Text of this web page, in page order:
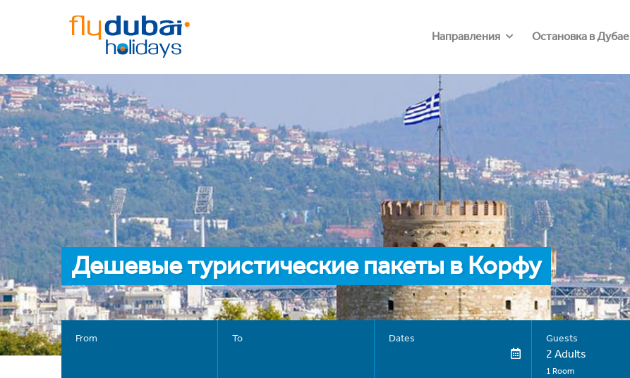
Направления Остановка в Дубае
Дешевые туристические пакеты в Корфу
From To Dates Guests
2 Adults
1 Room